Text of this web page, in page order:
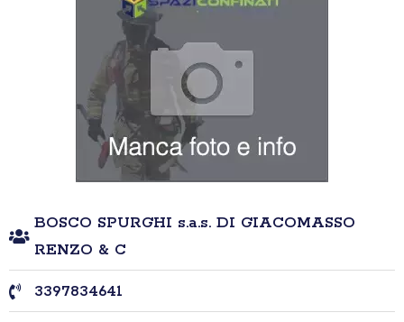
BOSCO SPURGHI s.a.s. DI GIACOMASSO
RENZO & C
3397834641